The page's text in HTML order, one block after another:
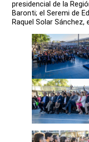
presidencial de la
Baronti; el Seremi de
Raquel Solar